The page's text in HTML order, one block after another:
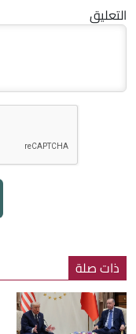
التعليق
ذات صلة